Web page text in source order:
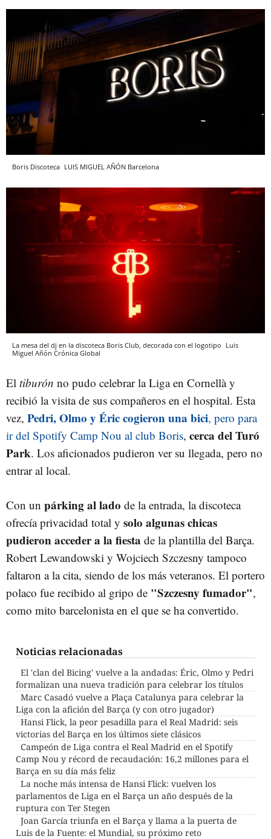
Boris Discoteca LUIS MIGUEL AÑÓN Barcelona
La mesa del dj en la discoteca Boris Club, decorada con el logotipo Luis
Miguel Añón Crónica Global
El tiburón no pudo celebrar la Liga en Cornellà y
recibió la visita de sus compañeros en el hospital. Esta
vez, Pedri, Olmo y Éric cogieron una bici, pero para
ir del Spotify Camp Nou al club Boris, cerca del Turó
Park. Los aficionados pudieron ver su llegada, pero no
entrar al local.
Con un párking al lado de la entrada, la discoteca
ofrecía privacidad total y solo algunas chicas
pudieron acceder a la fiesta de la plantilla del Barça.
Robert Lewandowski y Wojciech Szczesny tampoco
faltaron a la cita, siendo de los más veteranos. El portero
polaco fue recibido al gripo de "Szczesny fumador",
como mito barcelonista en el que se ha convertido.
Noticias relacionadas
El 'clan del Bicing' vuelve a la andadas: Éric, Olmo y Pedri
formalizan una nueva tradición para celebrar los títulos
Marc Casadó vuelve a Plaça Catalunya para celebrar la
Liga con la afición del Barça (y con otro jugador)
Hansi Flick, la peor pesadilla para el Real Madrid: seis
victorias del Barça en los últimos siete clásicos
Campeón de Liga contra el Real Madrid en el Spotify
Camp Nou y récord de recaudación: 16,2 millones para el
Barça en su día más feliz
La noche más intensa de Hansi Flick: vuelven los
parlamentos de Liga en el Barça un año después de la
ruptura con Ter Stegen
Joan García triunfa en el Barça y llama a la puerta de
Luis de la Fuente: el Mundial, su próximo reto